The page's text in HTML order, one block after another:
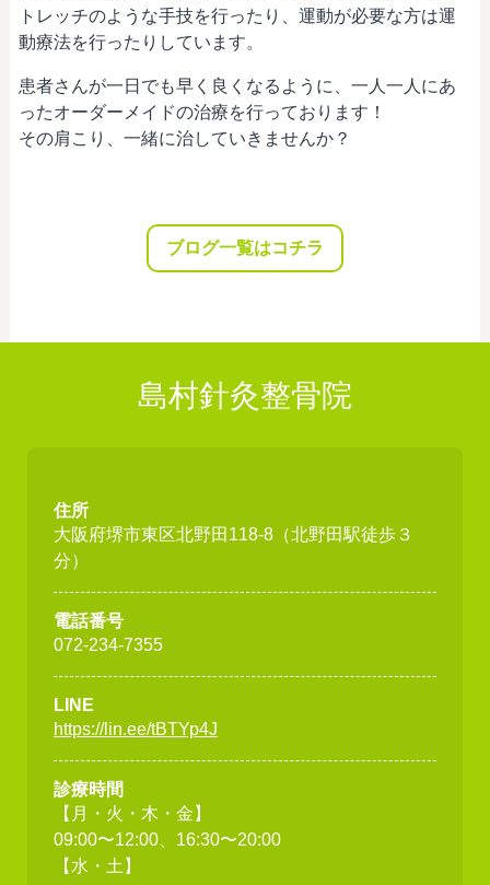
トレッチのような手技を行ったり、運動が必要な方は運
動療法を行ったりしています。
患者さんが一日でも早く良くなるように、一人一人にあ
ったオーダーメイドの治療を行っております！
その肩こり、一緒に治していきませんか？
ブログ一覧はコチラ
島村針灸整骨院
住所
大阪府堺市東区北野田118-8（北野田駅徒歩３
分）
電話番号
072-234-7355
LINE
https://lin.ee/tBTYp4J
診療時間
【月・火・木・金】
09:00〜12:00、16:30〜20:00
【水・土】